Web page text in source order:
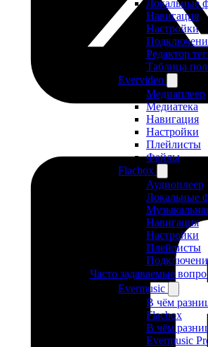
Локальные
Навигация
Настройки
Редактор
Таблица
Evervideo
Медиаплеер
Медиатека
Навигация
Настройки
Плейлисты
Файлы
Flacbox
Аудиоплеер
Локальные
Навигация
Настройки
Плейлисты
Часто задаваемые
Evermusic
В чём
Flacbox
В чём
Evermusic